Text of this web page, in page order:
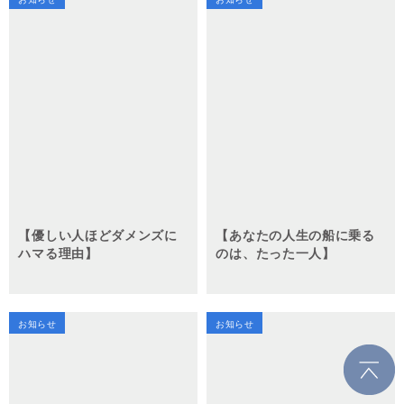
【優しい人ほどダメンズに
ハマる理由】
【あなたの人生の船に乗る
のは、たった一人】
お知らせ お知らせ